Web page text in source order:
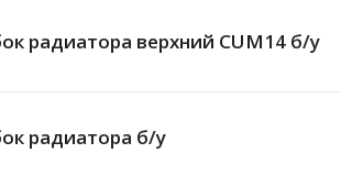
радиатора верхний CUM14 б/у
радиатора б/у